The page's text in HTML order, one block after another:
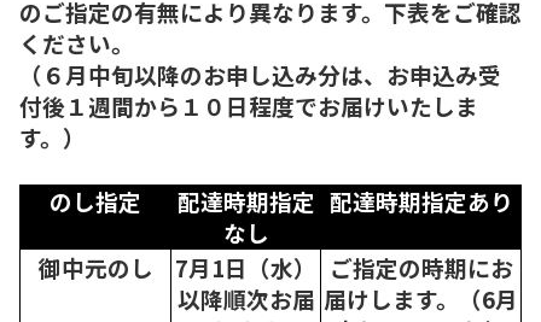
のご指定の有無により異なります。下表をご確認
ください。
（６月中旬以降のお申し込み分は、お申込み受
付後１週間から１０日程度でお届けいたしま
す。）
のし指定
配達時期指定
なし
配達時期指定あり
御中元のし
7月1日（水）
以降順次お届
ご指定の時期にお
届けします。（6月